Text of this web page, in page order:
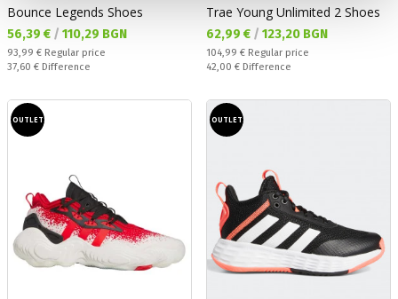
Bounce Legends Shoes
Текуща цена:
56,39 € / 110,29 BGN
Regular price:
93,99 € Regular price
Спестявате:
37,60 € Difference
Trae Young Unlimited 2 Shoes
Текуща цена:
62,99 € / 123,20 BGN
Regular price:
104,99 € Regular price
Спестявате:
42,00 € Difference
OUTLET OUTLET